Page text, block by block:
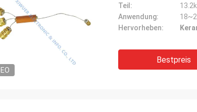
Teil:
Anwendung:
Hervorheben:
Bestpreis